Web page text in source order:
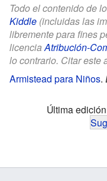
Todo el contenido de
Kiddle (incluidas las
libremente para fines
licenciaAtribución-
lo contrario. Citar este
Armistead para Niños.
Última